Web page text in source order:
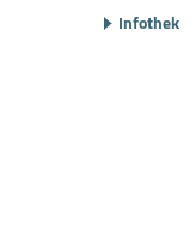
Infothek